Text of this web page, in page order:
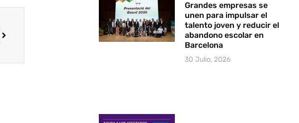
Grandes empresas se
unen para impulsar el
talento joven y reducir el
abandono escolar en
Barcelona
30 Julio, 2026